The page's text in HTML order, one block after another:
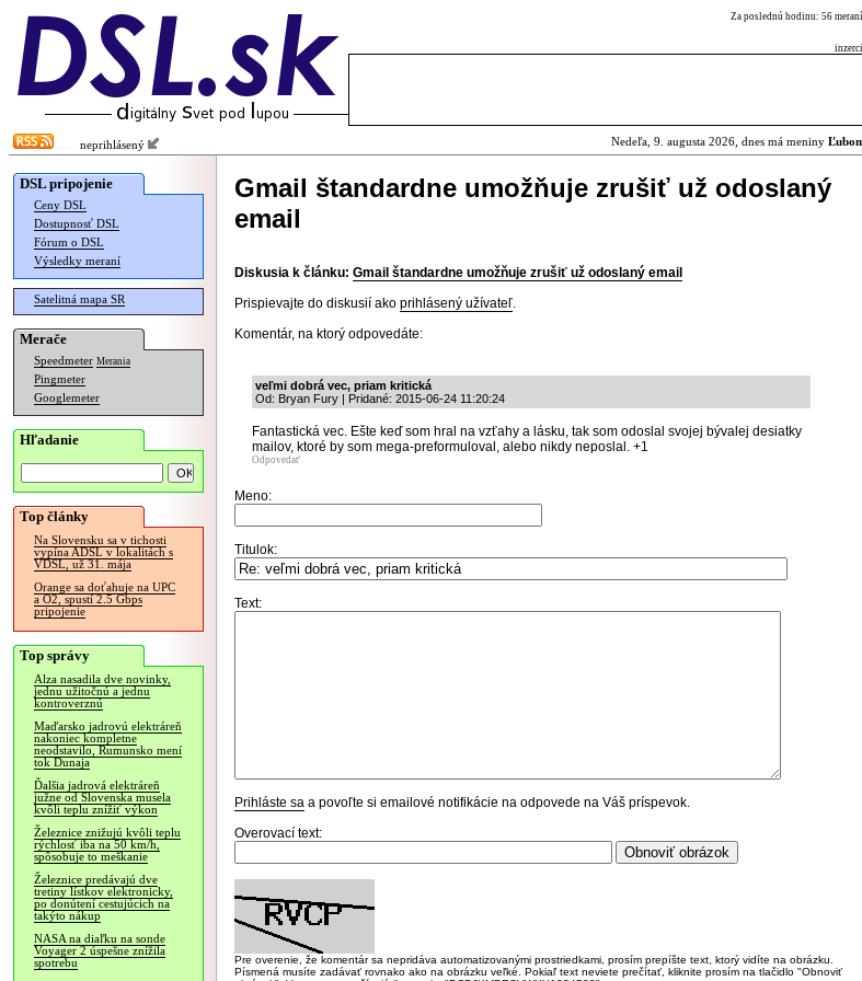
Za poslednú hodinu: 56 meraní
neprihlásený Nedeľa, 9. augusta 2026, dnes má meniny
DSL pripojenie
Ceny DSL
Dostupnosť DSL
Fórum o DSL
Výsledky meraní
Satelitná mapa SR
Merače
Speedmeter Merania
Pingmeter
Googlemeter
Hľadanie
Top články
Na Slovensku sa v tichosti
vypína ADSL v lokalitách s
VDSL, už 31. mája
Orange sa doťahuje na UPC
a O2, spustí 2.5 Gbps
pripojenie
Top správy
Alza nasadila dve novinky,
jednu užitočnú a jednu
kontroverznú
Maďarsko jadrovú elektráreň
nakoniec kompletne
neodstavilo, Rumunsko mení
tok Dunaja
Ďalšia jadrová elektráreň
južne od Slovenska musela
kvôli teplu znížiť výkon
Železnice znižujú kvôli teplu
rýchlosť iba na 50 km/h,
spôsobuje to meškanie
Železnice predávajú dve
tretiny lístkov elektronicky,
po donútení cestujúcich na
takýto nákup
NASA na diaľku na sonde
Voyager 2 úspešne znížila
spotrebu
Gmail štandardne umožňuje zrušiť už odoslaný
email
Diskusia k článku: Gmail štandardne umožňuje zrušiť už odoslaný email
Prispievajte do diskusií ako prihlásený užívateľ.
Komentár, na ktorý odpovedáte:
veľmi dobrá vec, priam kritická
Od: Bryan Fury | Pridané: 2015-06-24 11:20:24
Fantastická vec. Ešte keď som hral na vzťahy a lásku, tak som odoslal svojej bývalej desiatky
mailov, ktoré by som mega-preformuloval, alebo nikdy neposlal. +1
Odpovedať
Meno:
Titulok:
Text:
Prihláste sa a povoľte si emailové notifikácie na odpovede na Váš príspevok.
Overovací text:
Pre overenie, že komentár sa nepridáva automatizovanými prostriedkami, prosím prepíšte text, ktorý vidíte na obrázku.
Písmená musíte zadávať rovnako ako na obrázku veľké. Pokiaľ text neviete prečítať, kliknite prosím na tlačidlo "Obnoviť